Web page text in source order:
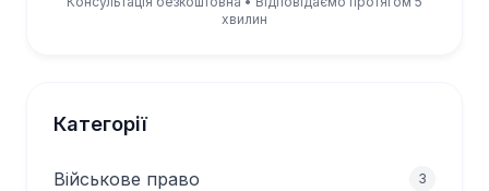
хвилин
Категорії
Військове право 3